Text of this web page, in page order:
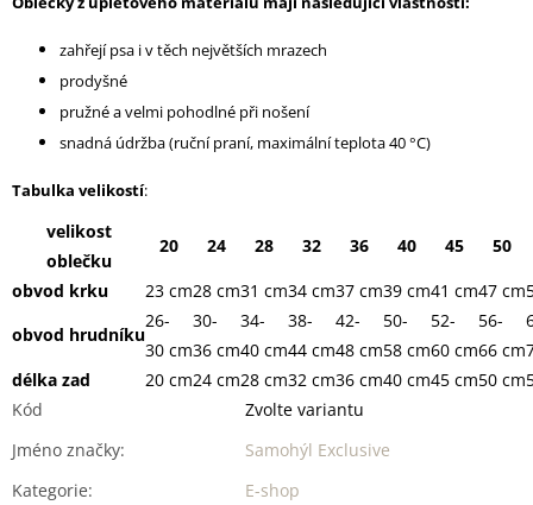
zahřejí psa i v těch největších mrazech
prodyšné
pružné a velmi pohodlné při nošení
snadná údržba (ruční praní, maximální teplota 40 °C)
Tabulka velikostí:
velikost
oblečku
20 24 28 32 36 40 45
50
obvod krku
23 cm28 cm31 cm34 cm37 cm39 cm41 cm47 cm
obvod hrudníku
26-
30 cm
30-
36 cm
34-
40 cm
38-
44 cm
42-
48 cm
50-
58 cm
52-
60 cm
56-
66 cm
délka zad
20 cm24 cm28 cm32 cm36 cm40 cm45 cm50 cm
Kód
Zvolte variantu
Jméno značky:
Samohýl Exclusive
Kategorie: E-shop